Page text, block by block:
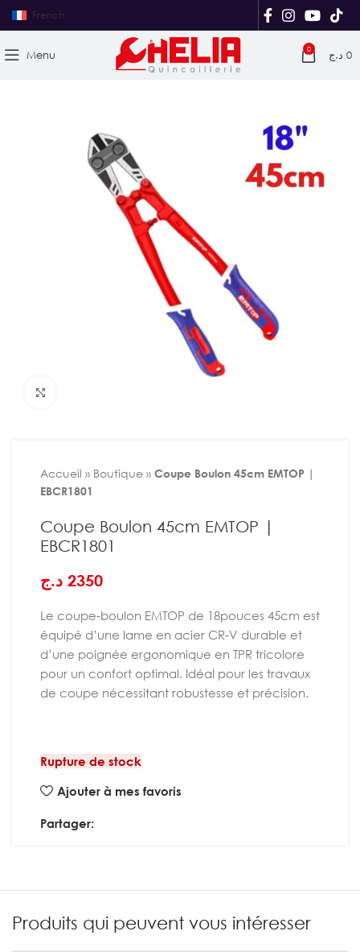
French
Menu 0 0 د.ج
Accueil » Boutique » Coupe Boulon 45cm EMTOP |
EBCR1801
Coupe Boulon 45cm EMTOP |
EBCR1801
2350 د.ج
Le coupe-boulon EMTOP de 18pouces 45cm est
équipé d’une lame en acier CR-V durable et
d’une poignée ergonomique en TPR tricolore
pour un confort optimal. Idéal pour les travaux
de coupe nécessitant robustesse et précision.
Rupture de stock
Ajouter à mes favoris
Partager:
Produits qui peuvent vous intéresser